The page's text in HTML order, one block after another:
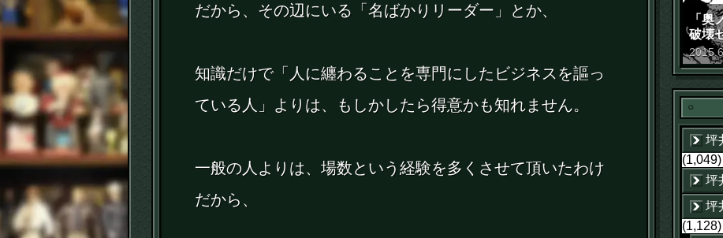
だから、その辺にいる「名ばかりリーダー」とか、
知識だけで「人に纏わることを専門にしたビジネスを謳っ
ている人」よりは、もしかしたら得意かも知れません。
一般の人よりは、場数という経験を多くさせて頂いたわけ
だから、
「
破壊
景動
2015.
坪
(1,049)
坪
坪
(1,128)